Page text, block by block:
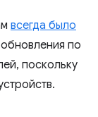
всегда было
по
поскольку